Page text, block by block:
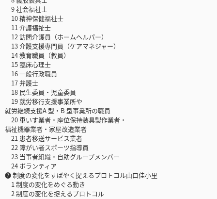
9 社会福祉士
10 精神保健福祉士
11 介護福祉士
12 訪問介護員（ホームヘルパー）
13 介護支援専門員（ケアマネジャー）
14 教育職員（教員）
15 臨床心理士
16 一般行政職員
17 弁護士
18 民生委員・児童委員
19 就労移行支援事業所や
就労継続支援A 型・B 型事業所の職員
20 車いす業者・座位保持装具製作業者・
福祉機器業者・家屋改造業者
21 患者移送サービス業者
22 障がい者スポーツ指導員
23 当事者組織・自助グループメンバー
24 ボランティア
❼ 制度の変化をすばやく捉えるプロトコル山口佳小里
1 制度の変化をめぐる動き
2 制度の変化を捉えるプロトコル